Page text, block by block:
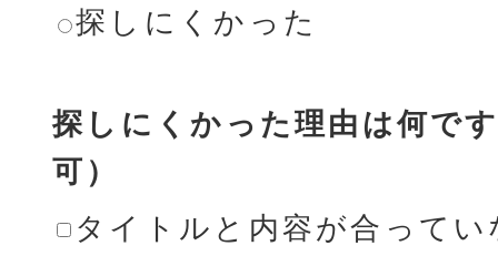
探しにくかった
探しにくかった理由は何で
可）
タイトルと内容が合ってい